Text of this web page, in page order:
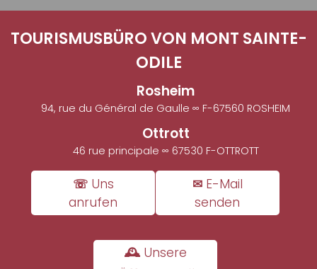
TOURISMUSBÜRO VON MONT SAINTE-
ODILE
Rosheim
94, rue du Général de Gaulle ∞ F-67560 ROSHEIM
Ottrott
46 rue principale ∞ 67530 F-OTTROTT
☏ Uns
anrufen
✉ E-Mail
senden
🕰 Unsere